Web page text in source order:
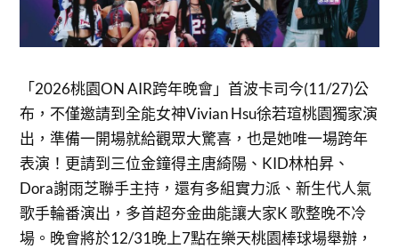
「2026桃園ON AIR跨年晚會」首波卡司今(11/27)公
布，不僅邀請到全能女神Vivian Hsu徐若瑄桃園獨家演
出，準備一開場就給觀眾大驚喜，也是她唯一場跨年
表演！更請到三位金鐘得主唐綺陽、KID林柏昇、
Dora謝雨芝聯手主持，還有多組實力派、新生代人氣
歌手輪番演出，多首超夯金曲能讓大家K 歌整晚不冷
場。晚會將於12/31晚上7點在樂天桃園棒球場舉辦，